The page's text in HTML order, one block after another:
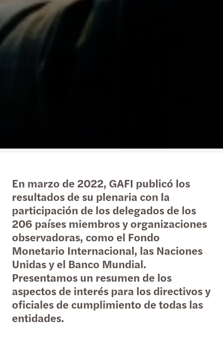
En marzo de 2022, GAFI publicó los
resultados de su plenaria con la
participación de los delegados de los
206 países miembros y organizaciones
observadoras, como el Fondo
Monetario Internacional, las Naciones
Unidas y el Banco Mundial.
Presentamos un resumen de los
aspectos de interés para los directivos y
oficiales de cumplimiento de todas las
entidades.